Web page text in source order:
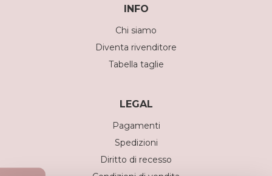
INFO
Chi siamo
Diventa rivenditore
Tabella taglie
LEGAL
Pagamenti
Spedizioni
Diritto di recesso